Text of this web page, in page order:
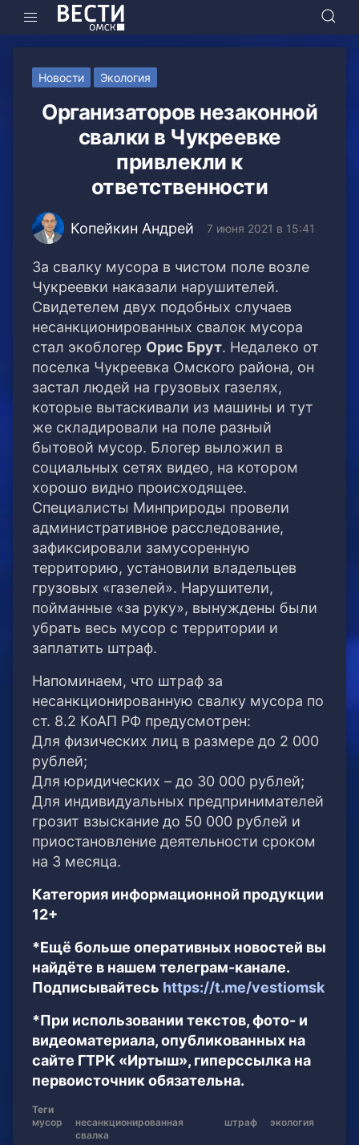
Новости Экология
Организаторов незаконной
свалки в Чукреевке
привлекли к
ответственности
Копейкин Андрей 7 июня 2021 в 15:41
За свалку мусора в чистом поле возле
Чукреевки наказали нарушителей.
Свидетелем двух подобных случаев
несанкционированных свалок мусора
стал экоблогер Орис Брут. Недалеко от
поселка Чукреевка Омского района, он
застал людей на грузовых газелях,
которые вытаскивали из машины и тут
же складировали на поле разный
бытовой мусор. Блогер выложил в
социальных сетях видео, на котором
хорошо видно происходящее.
Специалисты Минприроды провели
административное расследование,
зафиксировали замусоренную
территорию, установили владельцев
грузовых «газелей». Нарушители,
пойманные «за руку», вынуждены были
убрать весь мусор с территории и
заплатить штраф.
Напоминаем, что штраф за
несанкционированную свалку мусора по
ст. 8.2 КоАП РФ предусмотрен:
Для физических лиц в размере до 2 000
рублей;
Для юридических – до 30 000 рублей;
Для индивидуальных предпринимателей
грозит взыскание до 50 000 рублей и
приостановление деятельности сроком
на 3 месяца.
Категория информационной продукции
12+
*Ещё больше оперативных новостей вы
найдёте в нашем телеграм-канале.
Подписывайтесь https://t.me/vestiomsk
*При использовании текстов, фото- и
видеоматериала, опубликованных на
сайте ГТРК «Иртыш», гиперссылка на
первоисточник обязательна.
Теги
мусор
несанкционированная
свалка
штраф экология